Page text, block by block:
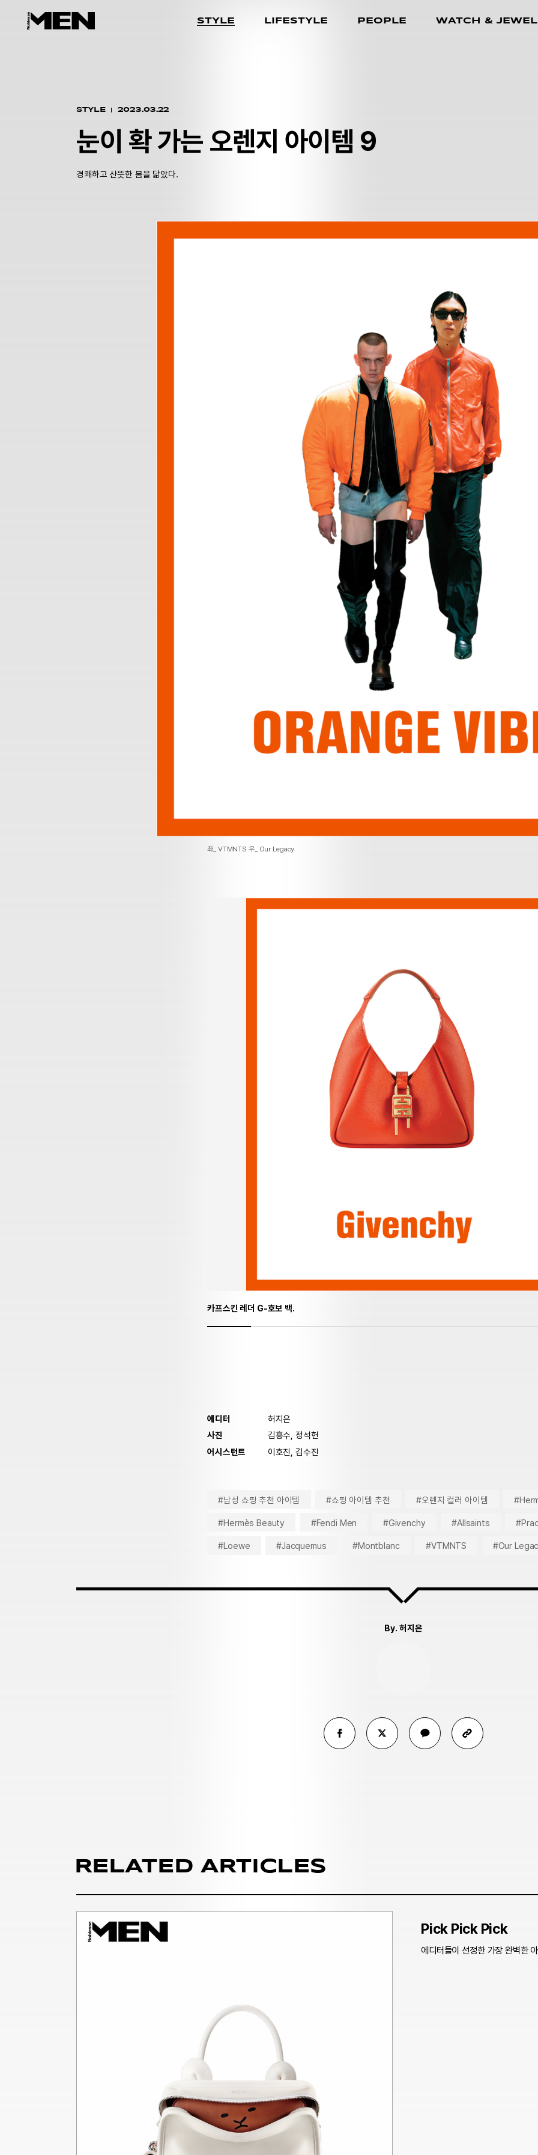
STYLE LIFESTYLE PEOPLE WATCH &
STYLE 2023.03.22
눈이 확 가는 오렌지 아이템 9
경쾌하고 산뜻한 봄을 닮았다.
좌_ VTMNTS 우_ Our Legacy
카프스킨 레더 G-호보 백.
에디터
허지은
사진
김흥수, 정석헌
어시스턴트
이호진, 김수진
#남성 쇼핑 추천 아이템 #쇼핑 아이템 추천 #오렌지 컬러 아이템
#Hermès Beauty #Fendi Men #Givenchy #Allsaints
#Loewe #Jacquemus #Montblanc #VTMNTS #Our
By. 허지은
RELATED ARTICLES
Pick Pick Pick
에디터들이 선정한 가장 완벽한